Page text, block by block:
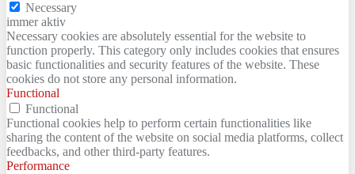
Necessary
immer aktiv
Necessary cookies are absolutely essential for the website to
function properly. This category only includes cookies that ensures
basic functionalities and security features of the website. These
cookies do not store any personal information.
Functional
Functional
Functional cookies help to perform certain functionalities like
sharing the content of the website on social media platforms, collect
feedbacks, and other third-party features.
Performance